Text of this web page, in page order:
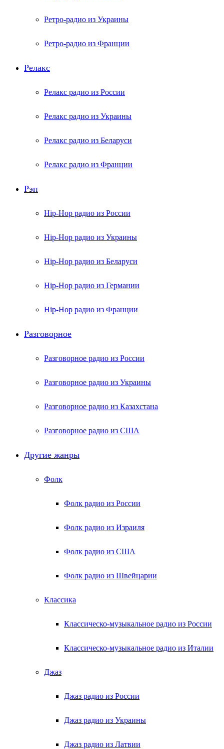
Ретро-радио из Украины
Ретро-радио из Франции
Релакс
Релакс радио из России
Релакс радио из Украины
Релакс радио из Беларуси
Релакс радио из Франции
Рэп
Hip-Hop радио из России
Hip-Hop радио из Украины
Hip-Hop радио из Беларуси
Hip-Hop радио из Германии
Hip-Hop радио из Франции
Разговорное
Разговорное радио из России
Разговорное радио из Украины
Разговорное радио из Казахстана
Разговорное радио из США
Другие жанры
Фолк
Фолк радио из России
Фолк радио из Израиля
Фолк радио из США
Фолк радио из Швейцарии
Классика
Классическо-музыкальное радио из России
Классическо-музыкальное радио из Италии
Джаз
Джаз радио из России
Джаз радио из Украины
Джаз радио из Латвии